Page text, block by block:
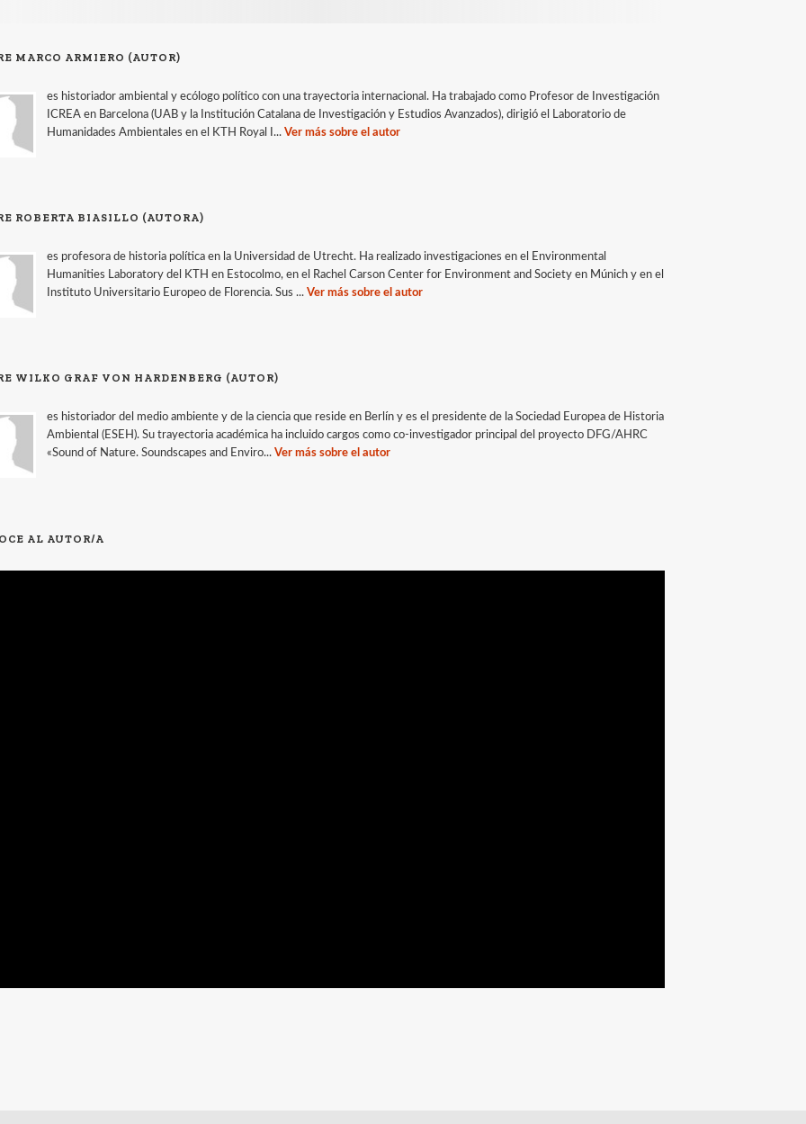
MARCO ARMIERO (AUTOR)
es historiador ambiental y ecólogo político con una trayectoria internacional. Ha trabajado como Profesor de Investigación
ICREA en Barcelona (UAB y la Institución Catalana de Investigación y Estudios Avanzados), dirigió el Laboratorio de
Humanidades Ambientales en el KTH Royal I...Ver más sobre el autor
ROBERTA BIASILLO (AUTORA)
es profesora de historia política en la Universidad de Utrecht. Ha realizado investigaciones en el Environmental
Humanities Laboratory del KTH en Estocolmo, en el Rachel Carson Center for Environment and Society en Múnich y en el
Instituto Universitario Europeo de Florencia. Sus ...Ver más sobre el autor
WILKO GRAF VON HARDENBERG (AUTOR)
es historiador del medio ambiente y de la ciencia que reside en Berlín y es el presidente de la Sociedad Europea de Historia
Ambiental (ESEH). Su trayectoria académica ha incluido cargos como co-investigador principal del proyecto DFG/AHRC
«Sound of Nature. Soundscapes and Enviro...Ver más sobre el autor